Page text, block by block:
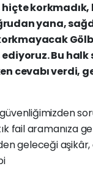
korkmadık,
yana,
Bu halk
cevabı verdi,
fail aramanıza
geleceği